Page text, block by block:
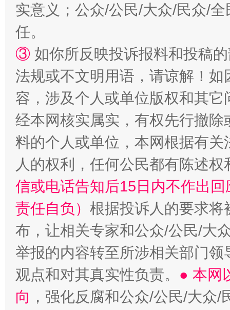
实意义；公众/公民/大众/民众/
任。
③ 如你所反映投诉报料和投稿
法规或不文明用语，请谅解！
容，涉及个人或单位版权和其它
经本网核实属实，有权先行撤
料的个人或单位，本网根据有
人的权利，任何公民都有陈述
信或电话告知后15日内不作出
责任自负） 根据投诉人的要求将
布，让相关专家和公众/公民/大
举报的内容转至所涉相关部门
观点和对其真实性负责。 ● 本网
向 ，强化反腐和公众/公民/大众